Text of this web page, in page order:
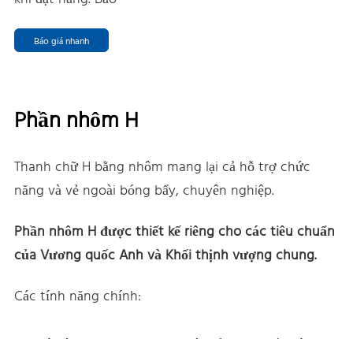
Báo giá nhanh
Phần nhôm H
Thanh chữ H bằng nhôm mang lại cả hỗ trợ chức
năng và vẻ ngoài bóng bẩy, chuyên nghiệp.
Phần nhôm H được thiết kế riêng cho các tiêu chuẩn
của Vương quốc Anh và Khối thịnh vượng chung.
Các tính năng chính: